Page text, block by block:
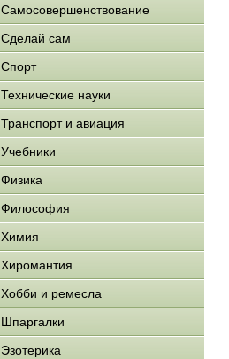
Самосовершенствование
Сделай сам
Спорт
Технические науки
Транспорт и авиация
Учебники
Физика
Философия
Химия
Хиромантия
Хобби и ремесла
Шпаргалки
Эзотерика